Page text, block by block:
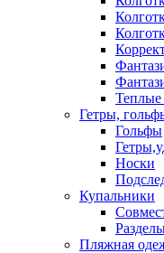
Теплые
Гетры,
Гольфы
Носки
Купальники
Пляжная